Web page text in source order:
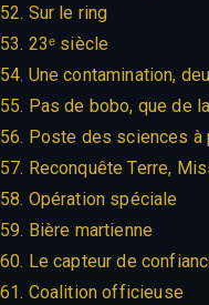
52. Sur le ring
53. 23ᵉ siècle
54. Une contamination,
55. Pas de bobo, que de
56. Poste des sciences à
57. Reconquête Terre,
58. Opération spéciale
59. Bière martienne
60. Le capteur de
61. Coalition officieuse